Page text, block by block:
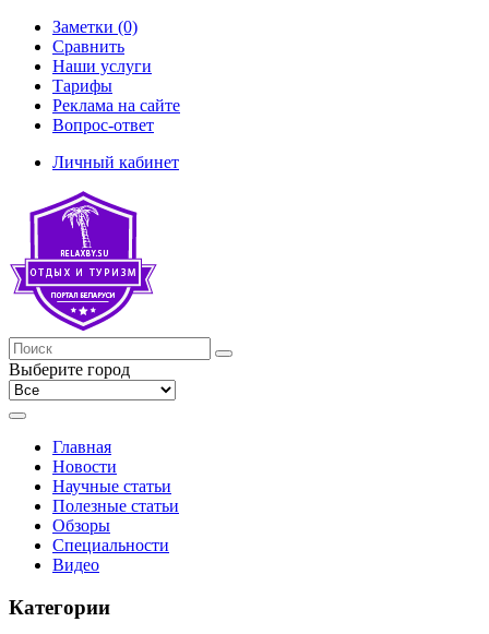
Заметки (0)
Сравнить
Наши услуги
Тарифы
Реклама на сайте
Вопрос-ответ
Личный кабинет
Выберите город
Главная
Новости
Научные статьи
Полезные статьи
Обзоры
Специальности
Видео
Категории